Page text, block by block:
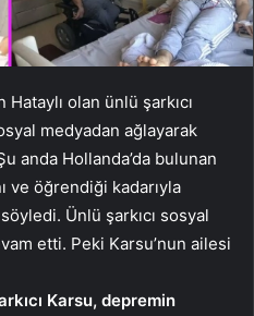
olan ünlü şarkıcı
medyadan ağlayarak
anda Hollanda’da bulunan
ve öğrendiği kadarıyla
söyledi. Ünlü şarkıcı sosyal
etti. Peki Karsu’nun ailesi
Karsu, depremin